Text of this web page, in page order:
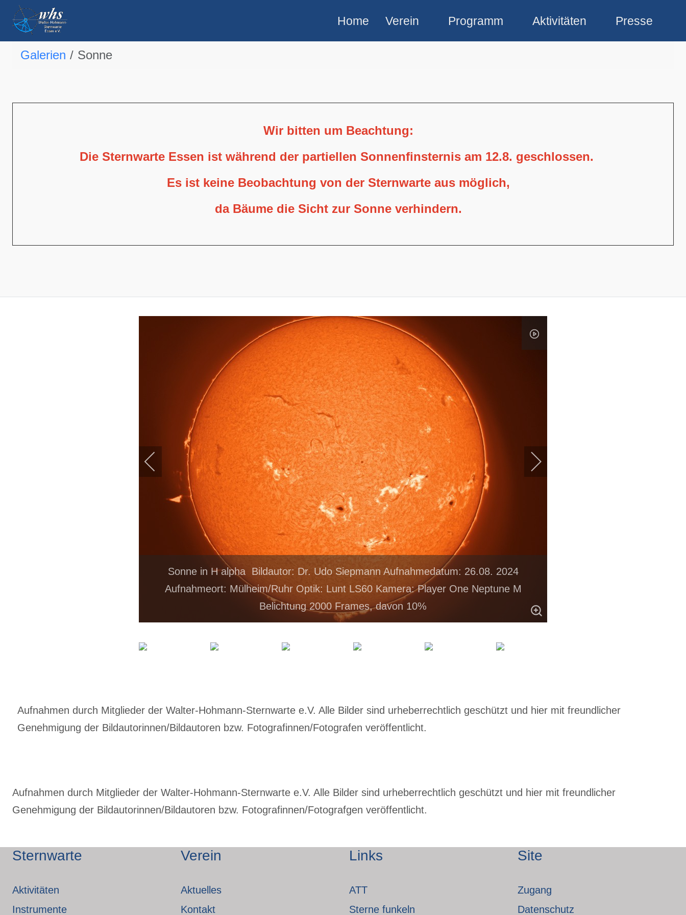
Home Verein Programm Aktivitäten Presse
Galerien Sonne
Wir bitten um Beachtung:
Die Sternwarte Essen ist während der partiellen Sonnenfinsternis am 12.8. geschlossen.
Es ist keine Beobachtung von der Sternwarte aus möglich,
da Bäume die Sicht zur Sonne verhindern.
Sonne in H alpha Bildautor: Dr. Udo Siepmann Aufnahmedatum: 26.08. 2024
Aufnahmeort: Mülheim/Ruhr Optik: Lunt LS60 Kamera: Player One Neptune M
Belichtung 2000 Frames, davon 10%
Aufnahmen durch Mitglieder der Walter-Hohmann-Sternwarte e.V. Alle Bilder sind urheberrechtlich geschützt und hier mit freundlicher
Genehmigung der Bildautorinnen/Bildautoren bzw. Fotografinnen/Fotografen veröffentlicht.
Aufnahmen durch Mitglieder der Walter-Hohmann-Sternwarte e.V. Alle Bilder sind urheberrechtlich geschützt und hier mit freundlicher
Genehmigung der Bildautorinnen/Bildautoren bzw. Fotografinnen/Fotografgen veröffentlicht.
Sternwarte
Aktivitäten
Instrumente
Verein
Aktuelles
Kontakt
Links
ATT
Sterne funkeln
Site
Zugang
Datenschutz